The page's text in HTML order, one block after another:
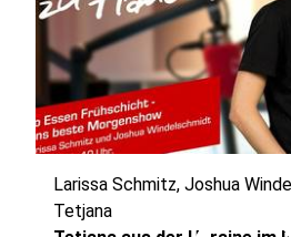
Larissa Schmitz, Joshua
Tetjana